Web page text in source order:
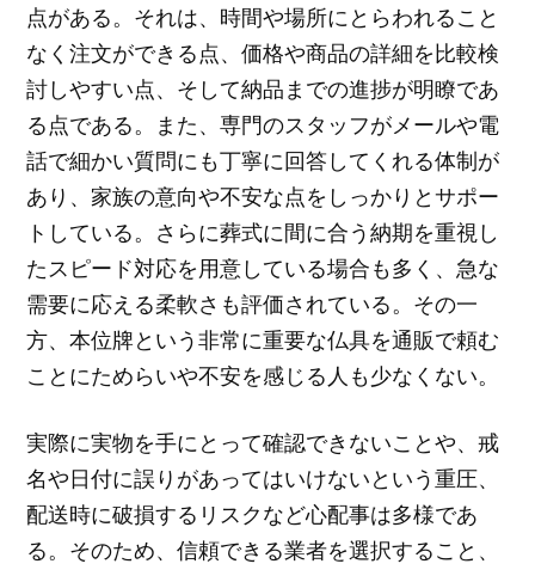
点がある。それは、時間や場所にとらわれること
なく注文ができる点、価格や商品の詳細を比較検
討しやすい点、そして納品までの進捗が明瞭であ
る点である。また、専門のスタッフがメールや電
話で細かい質問にも丁寧に回答してくれる体制が
あり、家族の意向や不安な点をしっかりとサポー
トしている。さらに葬式に間に合う納期を重視し
たスピード対応を用意している場合も多く、急な
需要に応える柔軟さも評価されている。その一
方、本位牌という非常に重要な仏具を通販で頼む
ことにためらいや不安を感じる人も少なくない。
実際に実物を手にとって確認できないことや、戒
名や日付に誤りがあってはいけないという重圧、
配送時に破損するリスクなど心配事は多様であ
る。そのため、信頼できる業者を選択すること、